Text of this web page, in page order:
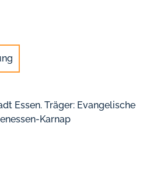
Essen. Träger: Evangelische
Karnap